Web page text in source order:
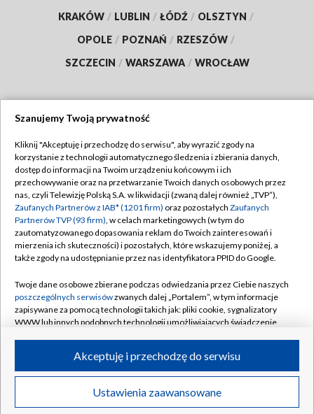
KRAKÓW / LUBLIN / ŁÓDŹ / OLSZTYN /
OPOLE / POZNAŃ / RZESZÓW /
SZCZECIN / WARSZAWA / WROCŁAW
TVP
Abonament TVP
Emisja w TVP
Centrum informacji TVP
Naziemna Telewizja Cyfrowa
Rada Programowa
System NOS
Informacje o nadawcy
Program dla prasy
Ogłoszenie przetargowe
Regulamin TVP
Polityka prywatności
Moje zgody
Pomoc
Kontakt
Kanały
©2026 Telewizja Polska S.A. w likwidacji
Szanujemy Twoją prywatność
Kliknij "Akceptuję i przechodzę do serwisu", aby wyrazić zgody na
korzystanie z technologii automatycznego śledzenia i zbierania danych,
dostęp do informacji na Twoim urządzeniu końcowym i ich
przechowywanie oraz na przetwarzanie Twoich danych osobowych przez
nas, czyli Telewizję Polską S.A. w likwidacji (zwaną dalej również „TVP”),
Zaufanych Partnerów z IAB* (1201 firm) oraz pozostałych Zaufanych
Partnerów TVP (93 firm), w celach marketingowych (w tym do
zautomatyzowanego dopasowania reklam do Twoich zainteresowań i
mierzenia ich skuteczności) i pozostałych, które wskazujemy poniżej, a
także zgody na udostępnianie przez nas identyfikatora PPID do Google.
Twoje dane osobowe zbierane podczas odwiedzania przez Ciebie naszych
poszczególnych serwisówzwanych dalej „Portalem”, w tym informacje
zapisywane za pomocą technologii takich jak: pliki cookie, sygnalizatory
WWW lub innych podobnych technologii umożliwiających świadczenie
ruchu w Internecie.
Twoje dane osobowe zbierane podczas odwiedzania przez Ciebie
poszczególnych serwisówna Portalu, takie jak adresy IP, identyfikatory
Ustawienia zaawansowane
Akceptuję i przechodzę do serwisu